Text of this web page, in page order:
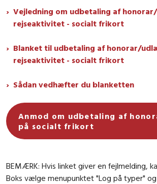
Vejledning om udbetaling af
rejseaktivitet - socialt frikort
Blanket til udbetaling af honorar/
rejseaktivitet - socialt frikort
Sådan vedhæfter du blanketten
Anmod om udbetaling af
på socialt frikort
BEMÆRK: Hvis linket giver en fejlmelding,
Boks vælge menupunktet "Log på typer"